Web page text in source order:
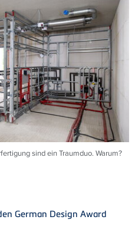
sind ein Traumduo. Warum?
German Design Award